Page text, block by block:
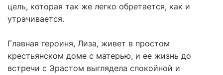
цель, которая так же легко обретается, как и
утрачивается.
Главная героиня, Лиза, живет в простом
крестьянском доме с матерью, и ее жизнь до
встречи с Эрастом выглядела спокойной и